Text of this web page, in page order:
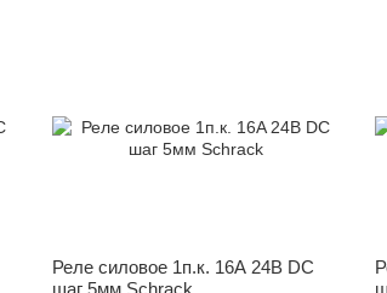
Реле силовое 1п.к. 16A 24B DC
шаг 5мм Schrack